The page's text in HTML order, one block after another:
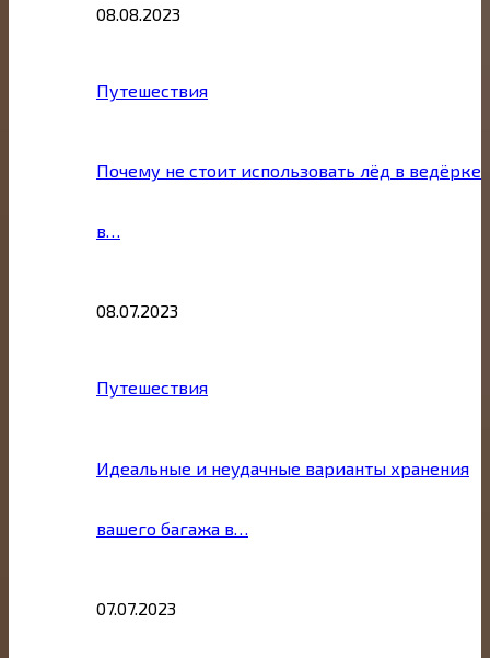
08.08.2023
Путешествия
Почему не стоит использовать лёд в ведёрке
в…
08.07.2023
Путешествия
Идеальные и неудачные варианты хранения
вашего багажа в…
07.07.2023